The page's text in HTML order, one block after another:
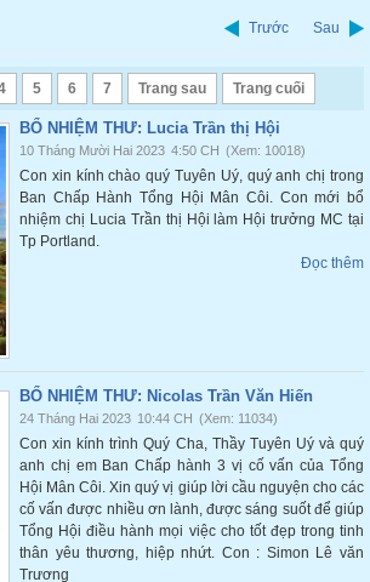
Trước Sau
5 6 7 Trang sau Trang cuối
BỔ NHIỆM THƯ: Lucia Trần thị Hội
10 Tháng Mười Hai 2023 4:50 CH (Xem: 10018)
Con xin kính chào quý Tuyên Uý, quý anh chị trong
Ban Chấp Hành Tổng Hội Mân Côi. Con mới bổ
nhiệm chị Lucia Trần thị Hội làm Hội trưởng MC tại
Tp Portland.
Đọc thêm
BỔ NHIỆM THƯ: Nicolas Trần Văn Hiến
24 Tháng Hai 2023 10:44 CH (Xem: 11034)
Con xin kính trình Quý Cha, Thầy Tuyên Uý và quý
anh chị em Ban Chấp hành 3 vị cố vấn của Tổng
Hội Mân Côi. Xin quý vị giúp lời cầu nguyện cho các
cố vấn được nhiều ơn lành, được sáng suốt để giúp
Tổng Hội điều hành mọi việc cho tốt đẹp trong tinh
thân yêu thương, hiệp nhứt. Con : Simon Lê văn
Trương